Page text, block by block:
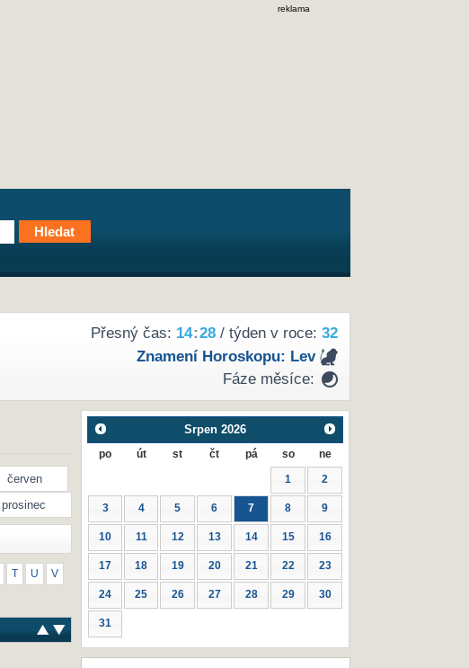
reklama
Přesný čas: 14:28/ týden v roce: 32
Znamení Horoskopu: Lev
Fáze měsíce:
červen
prosinec
U V
Srpen 2026
po út st čt pá so ne
1 2
3 4 5 6 7 8 9
10 11 12 13 14 15 16
17 18 19 20 21 22 23
24 25 26 27 28 29 30
31